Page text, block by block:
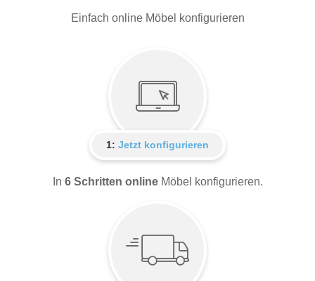
Einfach online Möbel konfigurieren
1: Jetzt konfigurieren
In 6 Schritten online Möbel konfigurieren.